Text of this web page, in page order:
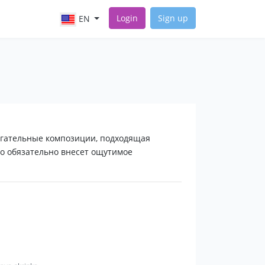
EN Login Sign up
композиции, подходящая
обязательно внесет ощутимое